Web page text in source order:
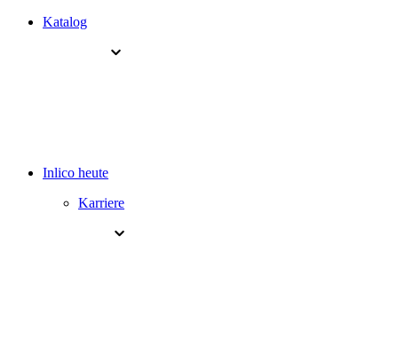
Katalog
Inlico heute
Karriere